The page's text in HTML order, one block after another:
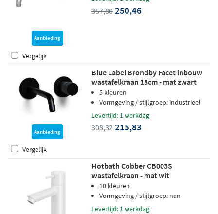
Aanbieding
357,80 250,46
Vergelijk
Aanbieding
Blue Label Brondby Facet inbouw
wastafelkraan 18cm - mat zwart
5 kleuren
Vormgeving / stijlgroep: industrieel
Levertijd: 1 werkdag
308,32 215,83
Vergelijk
Hotbath Cobber CB003S
wastafelkraan - mat wit
10 kleuren
Vormgeving / stijlgroep: nan
Levertijd: 1 werkdag